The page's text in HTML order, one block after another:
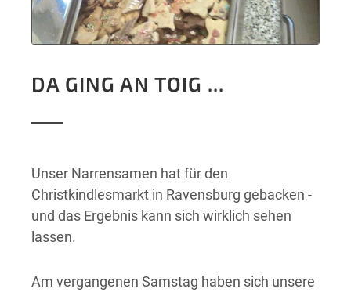
DA GING AN TOIG ...
Unser Narrensamen hat für den
Christkindlesmarkt in Ravensburg gebacken -
und das Ergebnis kann sich wirklich sehen
lassen.
Am vergangenen Samstag haben sich unsere